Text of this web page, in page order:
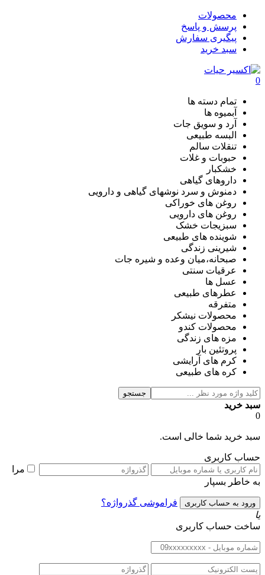
محصولات
پرسش و پاسخ
پیگیری سفارش
سبد خرید
0
تمام دسته ها
آبمیوه ها
آرد و سویق جات
البسه طبیعی
تنقلات سالم
حبوبات و غلات
خشکبار
داروهای گیاهی
دمنوش و سرد نوشهای گیاهی و دارویی
روغن های خوراکی
روغن های دارویی
سبزیجات خشک
شوینده های طبیعی
شیرینی زندگی
صبحانه،میان وعده و شیره جات
عرقیات سنتی
عسل ها
عطرهای طبیعی
متفرقه
محصولات نیشکر
محصولات کندو
مزه های زندگی
پروتئین بار
کرم های آرایشی
کره های طبیعی
جستجو
سبد خرید
0
سبد خرید شما خالی است.
حساب کاربری
مرا
به خاطر بسپار
فراموشی گذرواژه؟
یا
ساخت حساب کاربری